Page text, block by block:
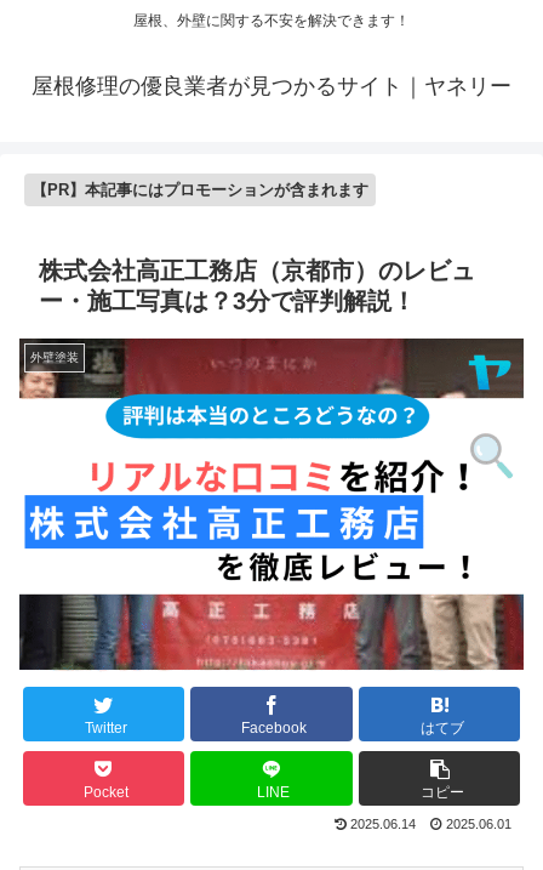
屋根、外壁に関する不安を解決できます！
屋根修理の優良業者が見つかるサイト｜ヤネリー
【PR】本記事にはプロモーションが含まれます
株式会社高正工務店（京都市）のレビュ
ー・施工写真は？3分で評判解説！
外壁塗装
Twitter Facebook はてブ
Pocket LINE コピー
2025.06.14 2025.06.01